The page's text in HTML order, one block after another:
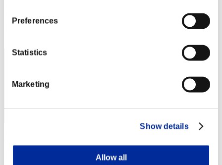
Preferences
Statistics
Marketing
Show details
Allow all
Punteggio:Missions30/55'56"27